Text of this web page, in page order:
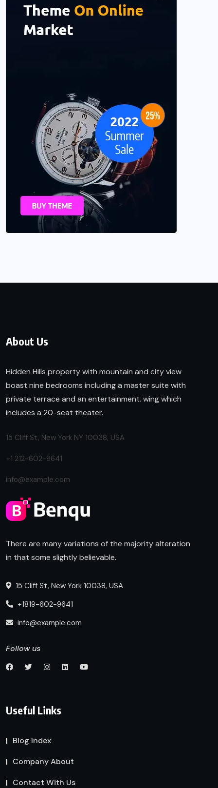
About Us
Hidden Hills property with mountain and city view
boast nine bedrooms including a master suite with
private terrace and an entertainment. wing which
includes a 20-seat theater.
15 Cliff St, New York NY 10038, USA
+1 212-602-9641
info@example.com
There are many variations of the majority alteration
in that some slightly believable.
15 Cliff St, New York 10038, USA
+1819-602-9641
info@example.com
Follow us
Useful Links
Blog Index
Company About
Contact With Us